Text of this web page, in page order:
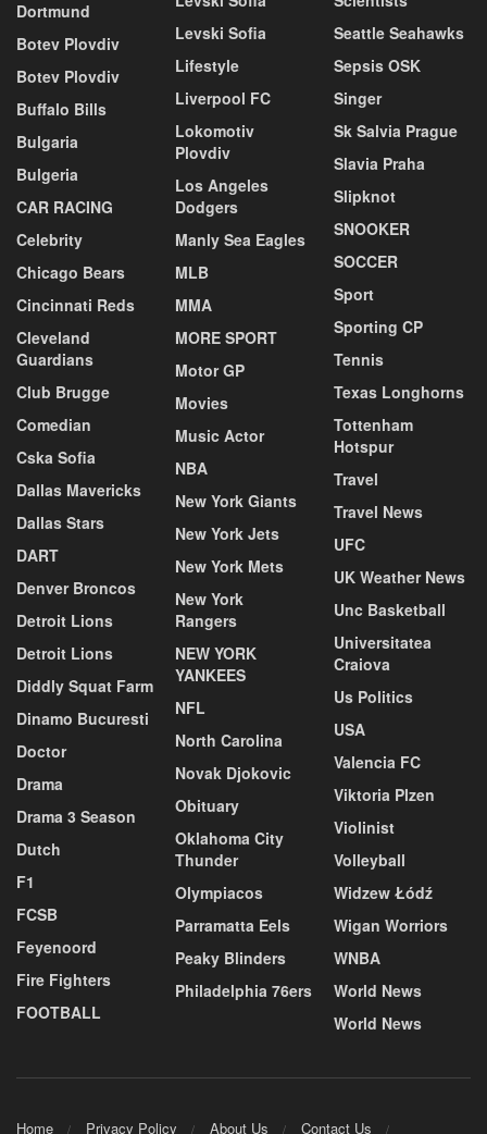
Dortmund
Botev Plovdiv
Botev Plovdiv
Buffalo Bills
Bulgaria
Bulgeria
CAR RACING
Celebrity
Chicago Bears
Cincinnati Reds
Cleveland
Guardians
Club Brugge
Comedian
Cska Sofia
Dallas Mavericks
Dallas Stars
DART
Denver Broncos
Detroit Lions
Detroit Lions
Diddly Squat Farm
Dinamo Bucuresti
Doctor
Drama
Drama 3 Season
Dutch
F1
FCSB
Feyenoord
Fire Fighters
FOOTBALL
Levski Sofia
Lifestyle
Liverpool FC
Lokomotiv
Plovdiv
Los Angeles
Dodgers
Manly Sea Eagles
MLB
MMA
MORE SPORT
Motor GP
Movies
Music Actor
NBA
New York Giants
New York Jets
New York Mets
New York
Rangers
NEW YORK
YANKEES
NFL
North Carolina
Novak Djokovic
Obituary
Oklahoma City
Thunder
Olympiacos
Parramatta Eels
Peaky Blinders
Philadelphia 76ers
Seattle Seahawks
Sepsis OSK
Singer
Sk Salvia Prague
Slavia Praha
Slipknot
SNOOKER
SOCCER
Sport
Sporting CP
Tennis
Texas Longhorns
Tottenham
Hotspur
Travel
Travel News
UFC
UK Weather News
Unc Basketball
Universitatea
Craiova
Us Politics
USA
Valencia FC
Viktoria Plzen
Violinist
Volleyball
Widzew Łódź
Wigan Worriors
WNBA
World News
World News
Home Privacy Policy About Us Contact Us